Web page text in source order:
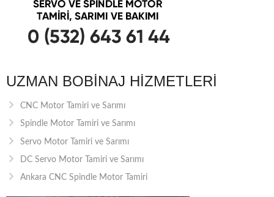
UZMAN BOBINAJ HIZMETLERI
CNC Motor Tamiri ve Sarımı
Spindle Motor Tamiri ve Sarımı
Servo Motor Tamiri ve Sarımı
DC Servo Motor Tamiri ve Sarımı
Ankara CNC Spindle Motor Tamiri